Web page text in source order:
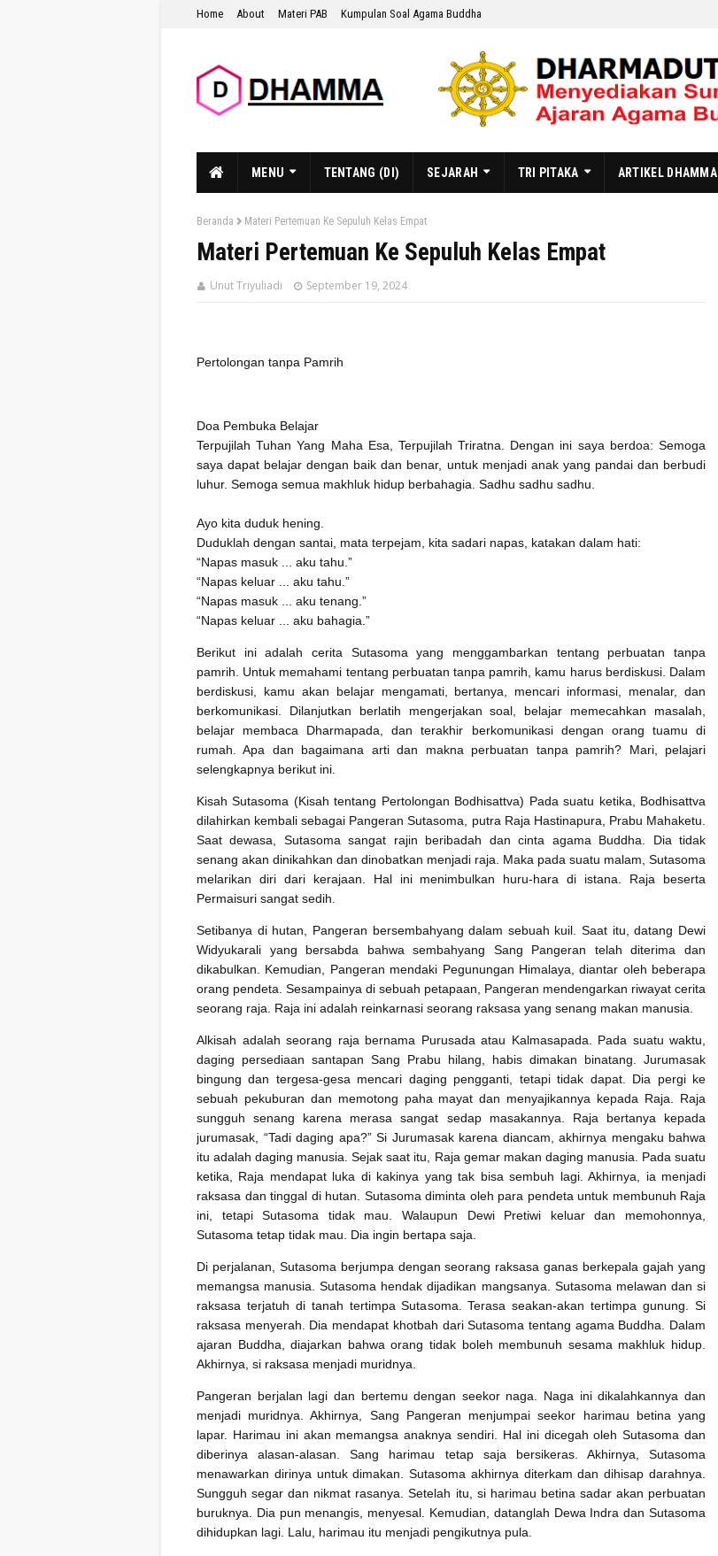
Home About Materi PAB Kumpulan Soal Agama Buddha
MENU TENTANG (DI) SEJARAH TRI PITAKA ARTIKEL DHAMMA
Beranda Materi Pertemuan Ke Sepuluh Kelas Empat
Materi Pertemuan Ke Sepuluh Kelas Empat
Unut Triyuliadi September 19, 2024
Pertolongan tanpa Pamrih
Doa Pembuka Belajar
Terpujilah Tuhan Yang Maha Esa, Terpujilah Triratna. Dengan ini saya berdoa: Semoga
saya dapat belajar dengan baik dan benar, untuk menjadi anak yang pandai dan berbudi
luhur. Semoga semua makhluk hidup berbahagia. Sadhu sadhu sadhu.
Ayo kita duduk hening.
Duduklah dengan santai, mata terpejam, kita sadari napas, katakan dalam hati:
“Napas masuk ... aku tahu.”
“Napas keluar ... aku tahu.”
“Napas masuk ... aku tenang.”
“Napas keluar ... aku bahagia.”
Berikut ini adalah cerita Sutasoma yang menggambarkan tentang perbuatan tanpa
pamrih. Untuk memahami tentang perbuatan tanpa pamrih, kamu harus berdiskusi. Dalam
berdiskusi, kamu akan belajar mengamati, bertanya, mencari informasi, menalar, dan
berkomunikasi. Dilanjutkan berlatih mengerjakan soal, belajar memecahkan masalah,
belajar membaca Dharmapada, dan terakhir berkomunikasi dengan orang tuamu di
rumah. Apa dan bagaimana arti dan makna perbuatan tanpa pamrih? Mari, pelajari
selengkapnya berikut ini.
Kisah Sutasoma (Kisah tentang Pertolongan Bodhisattva) Pada suatu ketika, Bodhisattva
dilahirkan kembali sebagai Pangeran Sutasoma, putra Raja Hastinapura, Prabu Mahaketu.
Saat dewasa, Sutasoma sangat rajin beribadah dan cinta agama Buddha. Dia tidak
senang akan dinikahkan dan dinobatkan menjadi raja. Maka pada suatu malam, Sutasoma
melarikan diri dari kerajaan. Hal ini menimbulkan huru-hara di istana. Raja beserta
Permaisuri sangat sedih.
Setibanya di hutan, Pangeran bersembahyang dalam sebuah kuil. Saat itu, datang Dewi
Widyukarali yang bersabda bahwa sembahyang Sang Pangeran telah diterima dan
dikabulkan. Kemudian, Pangeran mendaki Pegunungan Himalaya, diantar oleh beberapa
orang pendeta. Sesampainya di sebuah petapaan, Pangeran mendengarkan riwayat cerita
seorang raja. Raja ini adalah reinkarnasi seorang raksasa yang senang makan manusia.
Alkisah adalah seorang raja bernama Purusada atau Kalmasapada. Pada suatu waktu,
daging persediaan santapan Sang Prabu hilang, habis dimakan binatang. Jurumasak
bingung dan tergesa-gesa mencari daging pengganti, tetapi tidak dapat. Dia pergi ke
sebuah pekuburan dan memotong paha mayat dan menyajikannya kepada Raja. Raja
sungguh senang karena merasa sangat sedap masakannya. Raja bertanya kepada
jurumasak, “Tadi daging apa?” Si Jurumasak karena diancam, akhirnya mengaku bahwa
itu adalah daging manusia. Sejak saat itu, Raja gemar makan daging manusia. Pada suatu
ketika, Raja mendapat luka di kakinya yang tak bisa sembuh lagi. Akhirnya, ia menjadi
raksasa dan tinggal di hutan. Sutasoma diminta oleh para pendeta untuk membunuh Raja
ini, tetapi Sutasoma tidak mau. Walaupun Dewi Pretiwi keluar dan memohonnya,
Sutasoma tetap tidak mau. Dia ingin bertapa saja.
Di perjalanan, Sutasoma berjumpa dengan seorang raksasa ganas berkepala gajah yang
memangsa manusia. Sutasoma hendak dijadikan mangsanya. Sutasoma melawan dan si
raksasa terjatuh di tanah tertimpa Sutasoma. Terasa seakan-akan tertimpa gunung. Si
raksasa menyerah. Dia mendapat khotbah dari Sutasoma tentang agama Buddha. Dalam
ajaran Buddha, diajarkan bahwa orang tidak boleh membunuh sesama makhluk hidup.
Akhirnya, si raksasa menjadi muridnya.
Pangeran berjalan lagi dan bertemu dengan seekor naga. Naga ini dikalahkannya dan
menjadi muridnya. Akhirnya, Sang Pangeran menjumpai seekor harimau betina yang
lapar. Harimau ini akan memangsa anaknya sendiri. Hal ini dicegah oleh Sutasoma dan
diberinya alasan-alasan. Sang harimau tetap saja bersikeras. Akhirnya, Sutasoma
menawarkan dirinya untuk dimakan. Sutasoma akhirnya diterkam dan dihisap darahnya.
Sungguh segar dan nikmat rasanya. Setelah itu, si harimau betina sadar akan perbuatan
buruknya. Dia pun menangis, menyesal. Kemudian, datanglah Dewa Indra dan Sutasoma
dihidupkan lagi. Lalu, harimau itu menjadi pengikutnya pula.